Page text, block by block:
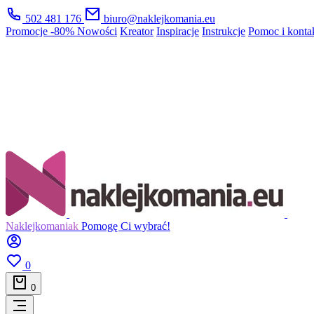
502 481 176
biuro@naklejkomania.eu
Promocje -80% Nowości Kreator Inspiracje Instrukcje Pomoc i
Naklejkomaniak Pomogę Ci wybrać!
0
0